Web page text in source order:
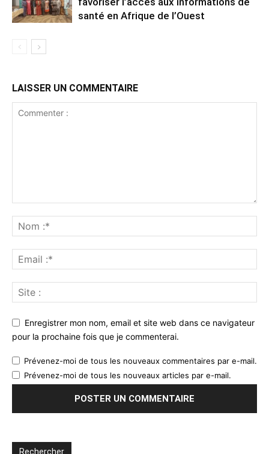
santé en Afrique de l’Ouest
LAISSER UN COMMENTAIRE
Enregistrer mon nom, email et site web dans ce navigateur
pour la prochaine fois que je commenterai.
Prévenez-moi de tous les nouveaux commentaires par e-mail.
Prévenez-moi de tous les nouveaux articles par e-mail.
Rechercher